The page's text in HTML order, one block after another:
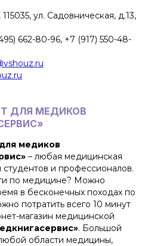
ул. Садовническая, д.13,
662-80-96, +7 (917) 550-48-
ДЛЯ МЕДИКОВ
медиков
– любая медицинская
студентов и профессионалов.
по медицине? Можно
в бесконечных походах по
потратить всего 10 минут
магазин медицинской
. Большой
области медицины,